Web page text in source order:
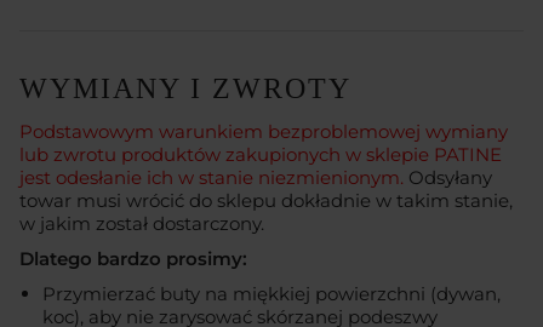
WYMIANY I ZWROTY
Podstawowym warunkiem bezproblemowej wymiany
lub zwrotu produktów zakupionych w sklepie PATINE
jest odesłanie ich w stanie niezmienionym. Odsyłany
towar musi wrócić do sklepu dokładnie w takim stanie,
w jakim został dostarczony.
Dlatego bardzo prosimy:
Przymierzać buty na miękkiej powierzchni (dywan,
koc), aby nie zarysować skórzanej podeszwy